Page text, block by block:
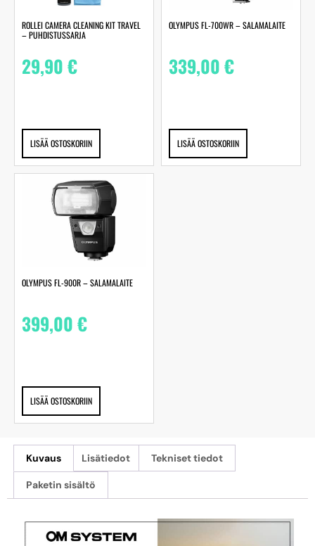
ROLLEI CAMERA CLEANING KIT TRAVEL
– PUHDISTUSSARJA
29,90€
LISÄÄ OSTOSKORIIN
OLYMPUS FL-700WR – SALAMALAITE
339,00€
LISÄÄ OSTOSKORIIN
OLYMPUS FL-900R – SALAMALAITE
399,00€
LISÄÄ OSTOSKORIIN
Kuvaus Lisätiedot Tekniset tiedot
Paketin sisältö